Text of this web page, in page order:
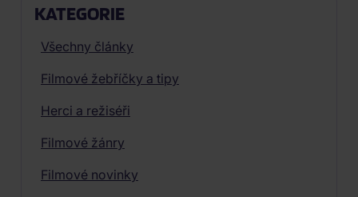
KATEGORIE
Všechny články
Filmové žebříčky a tipy
Herci a režiséři
Filmové žánry
Filmové novinky